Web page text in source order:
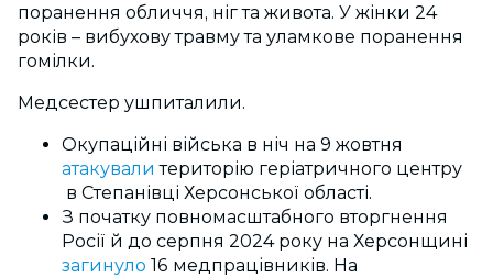
поранення обличчя, ніг та живота. У жінки 24
років – вибухову травму та уламкове поранення
гомілки.
Медсестер ушпиталили.
Окупаційні війська в ніч на 9 жовтня
атакували територію геріатричного центру
в Степанівці Херсонської області.
З початку повномасштабного вторгнення
Росії й до серпня 2024 року на Херсонщині
загинуло 16 медпрацівників. На